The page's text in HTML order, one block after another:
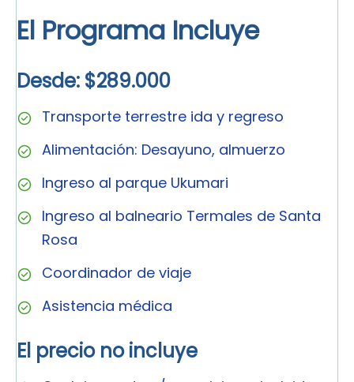
El Programa Incluye
Desde: $289.000
Transporte terrestre ida y regreso
Alimentación: Desayuno, almuerzo
Ingreso al parque Ukumari
Ingreso al balneario Termales de Santa
Rosa
Coordinador de viaje
Asistencia médica
El precio no incluye